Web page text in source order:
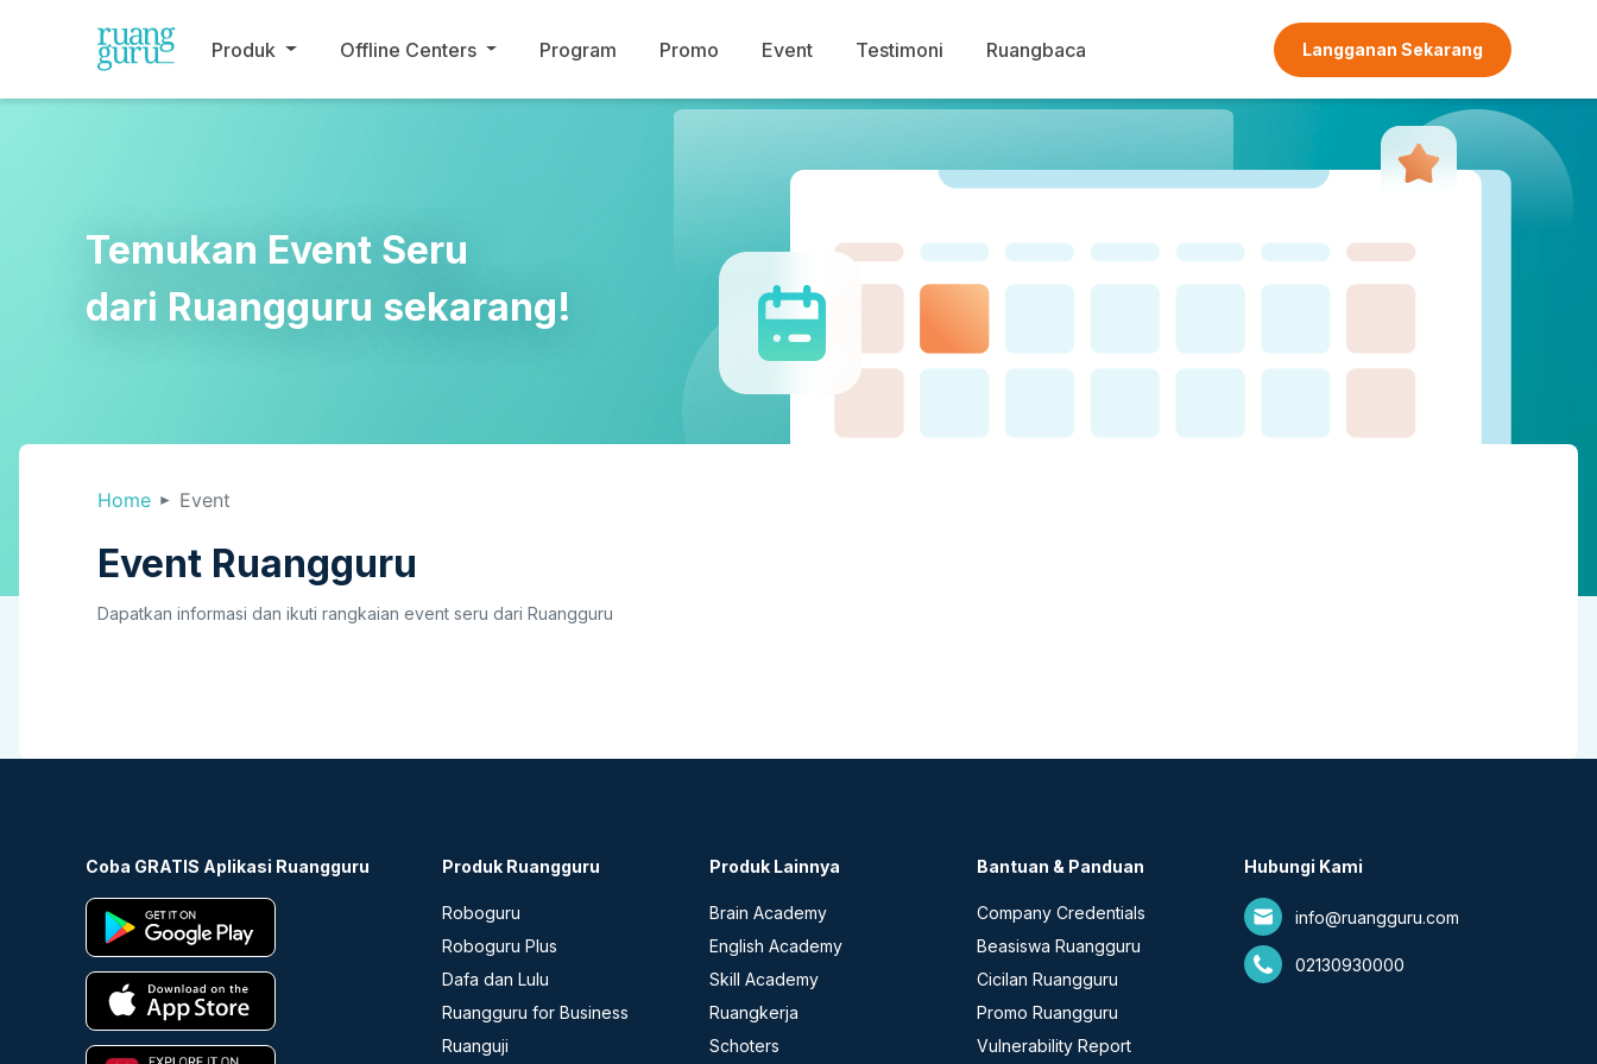
Produk Offline Centers Program Promo Event Testimoni Ruangbaca Langganan Sekarang
Temukan Event Seru
dari Ruangguru sekarang!
Home Event
Event Ruangguru
Dapatkan informasi dan ikuti rangkaian event seru dari Ruangguru
Coba GRATIS Aplikasi Ruangguru Produk Ruangguru
Roboguru
Roboguru Plus
Dafa dan Lulu
Ruangguru for Business
Ruanguji
Produk Lainnya
Brain Academy
English Academy
Skill Academy
Ruangkerja
Schoters
Bantuan & Panduan
Company Credentials
Beasiswa Ruangguru
Cicilan Ruangguru
Promo Ruangguru
Vulnerability Report
Hubungi Kami
info@ruangguru.com
02130930000